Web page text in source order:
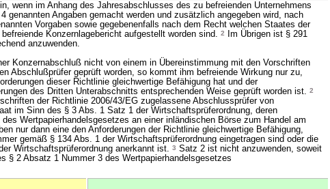
wenn im Anhang des Jahresabschlusses des zu befreienden Unternehmens
genannten Angaben gemacht werden und zusätzlich angegeben wird, nach
Vorgaben sowie gegebenenfalls nach dem Recht welchen Staates der
Konzernlagebericht aufgestellt worden sind. 2
Im Übrigen ist § 291
anzuwenden.
Konzernabschluß nicht von einem in Übereinstimmung mit den Vorschriften
Abschlußprüfer geprüft worden, so kommt ihm befreiende Wirkung nur zu,
dieser Richtlinie gleichwertige Befähigung hat und der
des Dritten Unterabschnitts entsprechenden Weise geprüft worden ist. 2
der Richtlinie 2006/43/EG zugelassene Abschlussprüfer von
im Sinn des § 3 Abs. 1 Satz 1 der Wirtschaftsprüferordnung, deren
Wertpapierhandelsgesetzes an einer inländischen Börse zum Handel am
nur dann eine den Anforderungen der Richtlinie gleichwertige Befähigung,
gemäß § 134 Abs. 1 der Wirtschaftsprüferordnung eingetragen sind oder die
Wirtschaftsprüferordnung anerkannt ist. 3 Satz 2 ist nicht anzuwenden, soweit
§ 2 Absatz 1 Nummer 3 des Wertpapierhandelsgesetzes